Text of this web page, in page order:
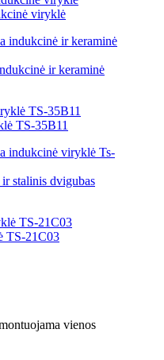
viryklė
ir keraminė
TS-35B11
stalinis dvigubas
TS-21C03